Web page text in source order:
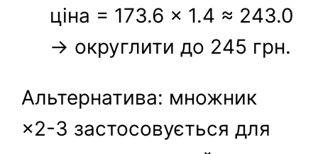
ціна = 173.6 × 1.4 ≈ 243.0
→ округлити до 245 грн.
Альтернатива: множник
×2-3 застосовується для